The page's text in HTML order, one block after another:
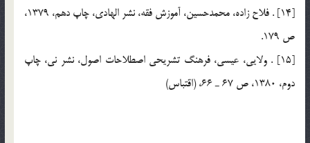
[14] . فلاح زاده، محمدحسين، آموزش فقه، نشر الهادي، چاپ دهم، 1379،
ص 179.
[15] . ولايي، عيسي، فرهنگ تشريحي اصطلاحات اصول، نشر ني، چاپ
دوم، 1380، ص 67 ـ 66، (اقتباس)